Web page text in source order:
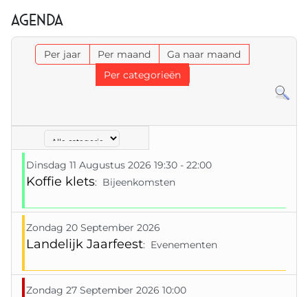
Agenda
Per jaar Per maand
Ga naar maand
Per categorieën
Select a Category to filter list
Dinsdag 11 Augustus 2026 19:30 - 22:00
Koffie klets: Bijeenkomsten
Zondag 20 September 2026
Landelijk Jaarfeest: Evenementen
Zondag 27 September 2026 10:00